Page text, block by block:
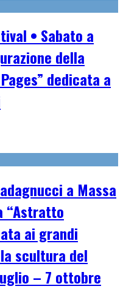
• Sabato a
della
dedicata a
a Massa
“Astratto
ai grandi
scultura del
– 7 ottobre